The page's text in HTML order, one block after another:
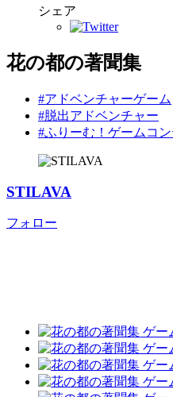
シェア
花の都の著聞集
#アドベンチャーゲーム
#脱出アドベンチャー
#ふりーむ！ゲームコ
STILAVA
フォロー